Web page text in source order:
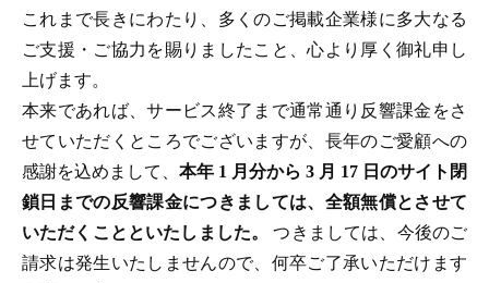
これまで長きにわたり、多くのご掲載企業様に多大なる
ご支援・ご協力を賜りましたこと、心より厚く御礼申し
上げます。
本来であれば、サービス終了まで通常通り反響課金をさ
せていただくところでございますが、長年のご愛顧への
感謝を込めまして、 本年 1 月分から 3 月 17 日のサイト閉
鎖日までの反響課金につきましては、全額無償とさせて
いただくことといたしました。つきましては、今後のご
請求は発生いたしませんので、何卒ご了承いただけます